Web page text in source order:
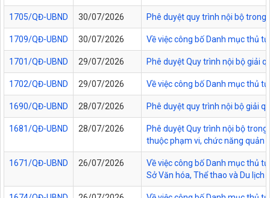
1705/QĐ-UBND 30/07/2026 Phê duyệt quy trình nội bộ
1709/QĐ-UBND 30/07/2026 Về việc công bố Danh mục thủ
1701/QĐ-UBND 29/07/2026 Phê duyệt Quy trình nội bộ giải
1702/QĐ-UBND 29/07/2026 Về việc công bố Danh mục thủ
1690/QĐ-UBND 28/07/2026 Phê duyệt quy trình nội bộ giải
1681/QĐ-UBND 28/07/2026
Phê duyệt Quy trình nội bộ
thuộc phạm vi, chức năng quản
1671/QĐ-UBND 26/07/2026
Về việc công bố Danh mục thủ
Sở Văn hóa, Thể thao và Du lịch